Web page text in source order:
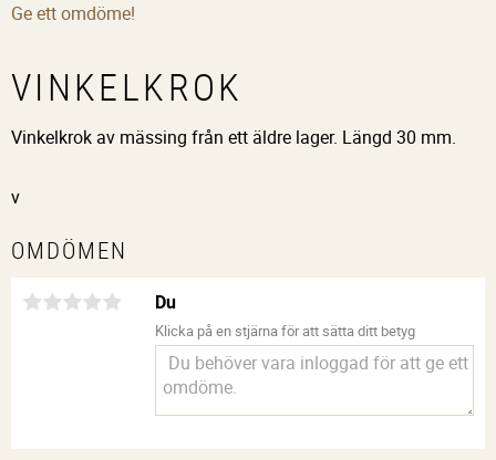
Ge ett omdöme!
VINKELKROK
Vinkelkrok av mässing från ett äldre lager. Längd 30 mm.
v
OMDÖMEN
Du
Klicka på en stjärna för att sätta ditt betyg